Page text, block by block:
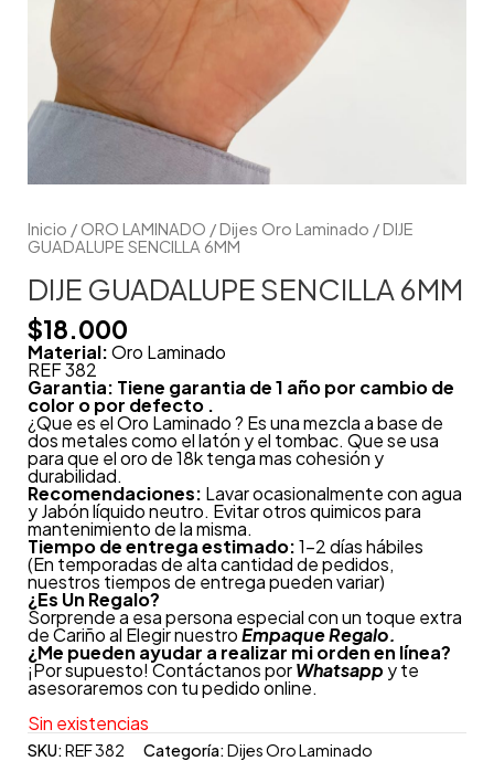
Inicio / ORO LAMINADO /Dijes Oro Laminado / DIJE
GUADALUPE SENCILLA 6MM
DIJE GUADALUPE SENCILLA 6MM
$18.000
Material:Oro Laminado
REF 382
Garantia: Tiene garantia de 1 año por cambio de
color o por defecto .
¿Que es el Oro Laminado ? Es una mezcla a base de
dos metales como el latón y el tombac. Que se usa
para que el oro de 18k tenga mas cohesión y
durabilidad.
Recomendaciones: Lavar ocasionalmente con agua
y Jabón líquido neutro. Evitar otros quimicos para
mantenimiento de la misma.
Tiempo de entrega estimado:1-2 días hábiles
(En temporadas de alta cantidad de pedidos,
nuestros tiempos de entrega pueden variar)
¿Es Un Regalo?
Sorprende a esa persona especial con un toque extra
de Cariño al Elegir nuestroEmpaque Regalo.
¿Me pueden ayudar a realizar mi orden en línea?
¡Por supuesto! Contáctanos porWhatsapp y te
asesoraremos con tu pedido online.
Sin existencias
SKU:REF 382 Categoría:Dijes Oro Laminado